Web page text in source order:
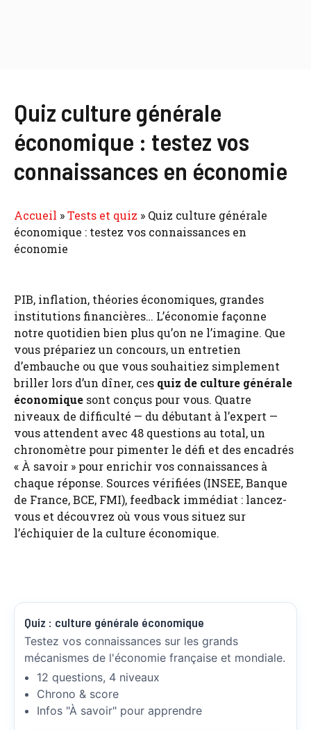
Quiz culture générale
économique : testez vos
connaissances en économie
Accueil »Tests et quiz » Quiz culture générale
économique : testez vos connaissances en
économie
PIB, inflation, théories économiques, grandes
institutions financières… L’économie façonne
notre quotidien bien plus qu’on ne l’imagine. Que
vous prépariez un concours, un entretien
d’embauche ou que vous souhaitiez simplement
briller lors d’un dîner, ces quiz de culture générale
économique sont conçus pour vous. Quatre
niveaux de difficulté — du débutant à l’expert —
vous attendent avec 48 questions au total, un
chronomètre pour pimenter le défi et des encadrés
« À savoir » pour enrichir vos connaissances à
chaque réponse. Sources vérifiées (INSEE, Banque
de France, BCE, FMI), feedback immédiat : lancez-
vous et découvrez où vous vous situez sur
l’échiquier de la culture économique.
Quiz : culture générale économique
Testez vos connaissances sur les grands
mécanismes de l'économie française et mondiale.
12 questions, 4 niveaux
Chrono & score
Infos "À savoir" pour apprendre